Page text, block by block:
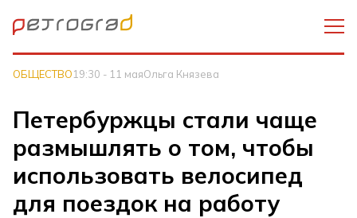
ОБЩЕСТВО19:30 - 11 маяОльга Князева
Петербуржцы стали чаще
размышлять о том, чтобы
использовать велосипед
для поездок на работу